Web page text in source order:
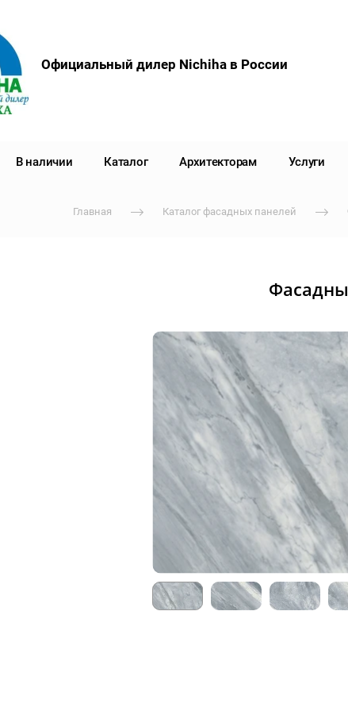
Официальный дилер Nichiha в России
В наличии Каталог Архитекторам Услуги
Главная Каталог фасадных панелей